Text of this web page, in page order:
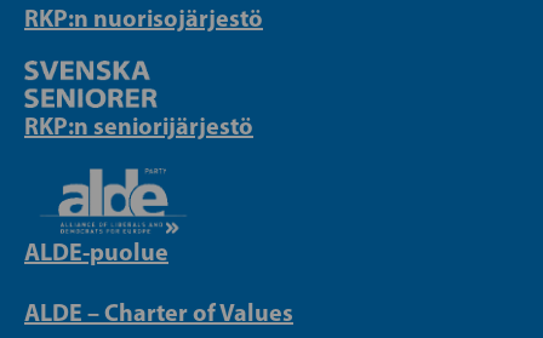
RKP:n nuorisojärjestö
RKP:n seniorijärjestö
ALDE-puolue
ALDE – Charter of Values